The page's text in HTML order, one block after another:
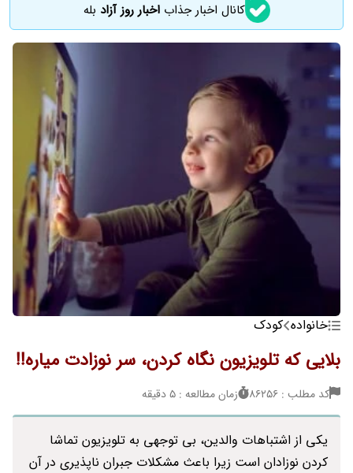
کانال اخبار جذاباخبار روز آزاد بله
خانواده کودک
بلایی که تلویزیون نگاه کردن، سر نوزادت میاره!!
کد مطلب : 86256 زمان مطالعه : 5 دقیقه
یکی از اشتباهات والدین، بی توجهی به تلویزیون تماشا
کردن نوزادان است زیرا باعث مشکلات جبران ناپذیری در آن